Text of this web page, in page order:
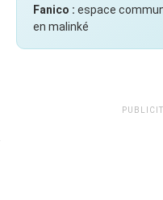
Fanico : espace
en malinké